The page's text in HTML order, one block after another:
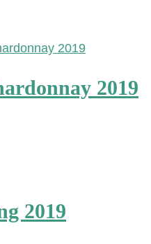
2019
2019